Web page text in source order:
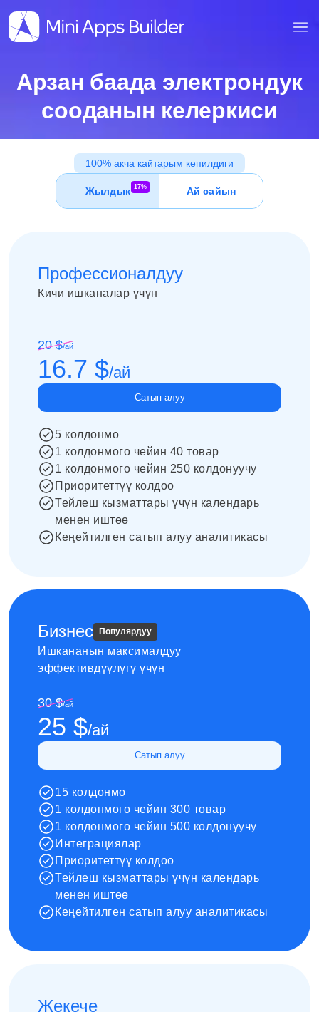
Арзан баада электрондук
сооданын келеркиси
100% акча кайтарым кепилдиги
Жылдык 17% Ай сайын
Профессионалдуу
Кичи ишканалар үчүн
20 $/ай
16.7 $/ай
Сатып алуу
5 колдонмо
1 колдонмого чейин 40 товар
1 колдонмого чейин 250 колдонуучу
Приоритеттүү колдоо
Тейлеш кызматтары үчүн календарь
менен иштөө
Кеңейтилген сатып алуу аналитикасы
Бизнес Популярдуу
Ишкананын максималдуу
эффективдүүлүгү үчүн
30 $/ай
25 $/ай
Сатып алуу
15 колдонмо
1 колдонмого чейин 300 товар
1 колдонмого чейин 500 колдонуучу
Интеграциялар
Приоритеттүү колдоо
Тейлеш кызматтары үчүн календарь
менен иштөө
Кеңейтилген сатып алуу аналитикасы
Жекече